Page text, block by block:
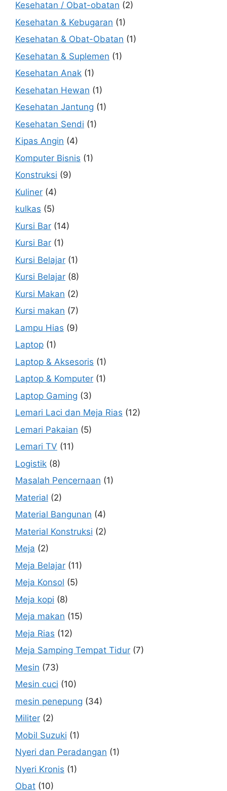
Kesehatan / Obat-obatan (2)
Kesehatan & Kebugaran (1)
Kesehatan & Obat-Obatan (1)
Kesehatan & Suplemen (1)
Kesehatan Anak (1)
Kesehatan Hewan (1)
Kesehatan Jantung (1)
Kesehatan Sendi (1)
Kipas Angin (4)
Komputer Bisnis (1)
Konstruksi (9)
Kuliner (4)
kulkas (5)
Kursi Bar (14)
Kursi Bar (1)
Kursi Belajar (1)
Kursi Belajar (8)
Kursi Makan (2)
Kursi makan (7)
Lampu Hias (9)
Laptop (1)
Laptop & Aksesoris (1)
Laptop & Komputer (1)
Laptop Gaming (3)
Lemari Laci dan Meja Rias (12)
Lemari Pakaian (5)
Lemari TV (11)
Logistik (8)
Masalah Pencernaan (1)
Material (2)
Material Bangunan (4)
Material Konstruksi (2)
Meja (2)
Meja Belajar (11)
Meja Konsol (5)
Meja kopi (8)
Meja makan (15)
Meja Rias (12)
Meja Samping Tempat Tidur (7)
Mesin (73)
Mesin cuci (10)
mesin penepung (34)
Militer (2)
Mobil Suzuki (1)
Nyeri dan Peradangan (1)
Nyeri Kronis (1)
Obat (10)